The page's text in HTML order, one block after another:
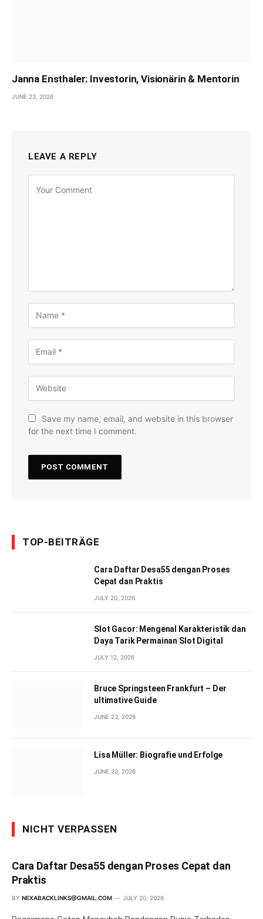
Janna Ensthaler: Investorin, Visionärin & Mentorin
JUNE 23, 2026
LEAVE A REPLY
Save my name, email, and website in this browser
for the next time I comment.
TOP-BEITRÄGE
Cara Daftar Desa55 dengan Proses
Cepat dan Praktis
JULY 20, 2026
Slot Gacor: Mengenal Karakteristik dan
Daya Tarik Permainan Slot Digital
JULY 12, 2026
Bruce Springsteen Frankfurt – Der
ultimative Guide
JUNE 23, 2026
Lisa Müller: Biografie und Erfolge
JUNE 23, 2026
NICHT VERPASSEN
Cara Daftar Desa55 dengan Proses Cepat dan
Praktis
BY NEXABACKLINKS@GMAIL.COM JULY 20, 2026